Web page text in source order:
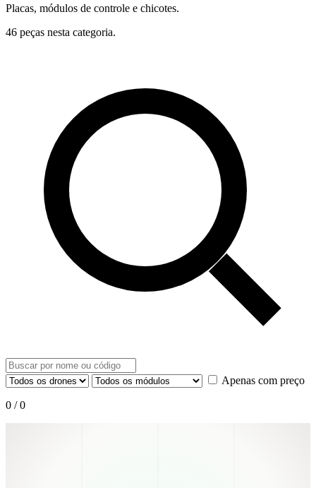
Placas, módulos de controle e chicotes.
46 peças nesta categoria.
Apenas com preço
0 / 0